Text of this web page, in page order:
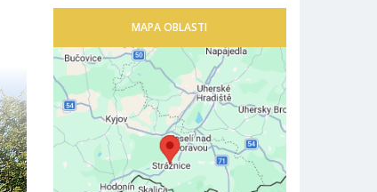
MAPA OBLASTI